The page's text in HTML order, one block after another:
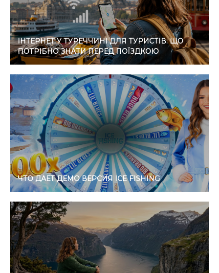
ІНТЕРНЕТ У ТУРЕЧЧИНІ ДЛЯ ТУРИСТІВ: ЩО
ПОТРІБНО ЗНАТИ ПЕРЕД ПОЇЗДКОЮ
ЧТО ДАЕТ ДЕМО ВЕРСИЯ ICE FISHING